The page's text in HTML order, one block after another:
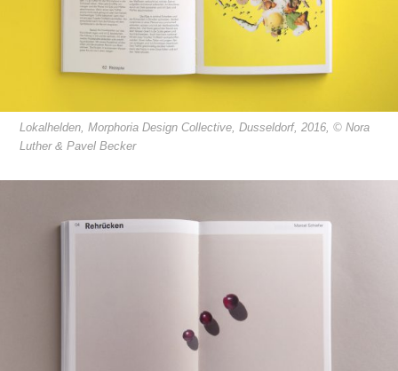
Lokalhelden, Morphoria Design Collective, Dusseldorf, 2016, © Nora
Luther & Pavel Becker